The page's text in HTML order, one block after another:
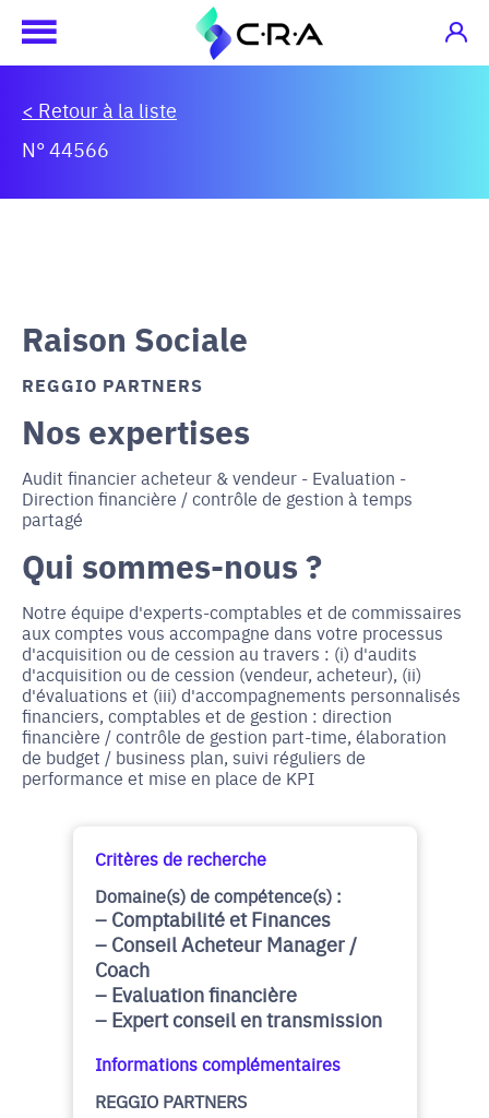
< Retour à la liste
N° 44566
Raison Sociale
REGGIO PARTNERS
Nos expertises
Audit financier acheteur & vendeur - Evaluation -
Direction financière / contrôle de gestion à temps
partagé
Qui sommes-nous ?
Notre équipe d'experts-comptables et de commissaires
aux comptes vous accompagne dans votre processus
d'acquisition ou de cession au travers : (i) d'audits
d'acquisition ou de cession (vendeur, acheteur), (ii)
d'évaluations et (iii) d'accompagnements personnalisés
financiers, comptables et de gestion : direction
financière / contrôle de gestion part-time, élaboration
de budget / business plan, suivi réguliers de
performance et mise en place de KPI
Critères de recherche
Domaine(s) de compétence(s) :
Comptabilité et Finances
Conseil Acheteur Manager /
Coach
Evaluation financière
Expert conseil en transmission
Informations complémentaires
REGGIO PARTNERS